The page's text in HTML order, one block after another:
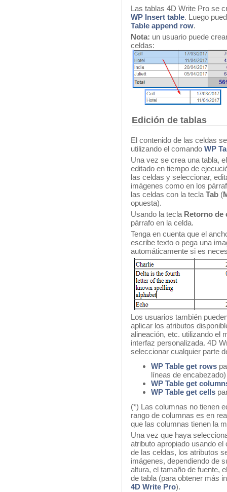
Las tablas 4D Write Pro se
WP Insert table. Luego
Table append row.
Nota: un usuario puede
celdas:
Edición de tablas
El contenido de las celdas
utilizando el comando WP
Una vez se crea una tabla,
editado en tiempo de
las celdas y seleccionar,
imágenes como en los
las celdas con la tecla Tab (
opuesta).
Usando la tecla Retorno de
párrafo en la celda.
Tenga en cuenta que el
escribe texto o pega una
automáticamente si es
Los usuarios también
aplicar los atributos
alineación, etc. utilizando el
interfaz personalizada. 4D
seleccionar cualquier parte
WP Table get rows
líneas de encabezado)
WP Table get
WP Table get cells
(*) Las columnas no tienen
rango de columnas es en
que las columnas tienen la
Una vez que haya
atributo apropiado usando
de las celdas, los atributos
imágenes, dependiendo de
altura, el tamaño de fuente,
de tabla (para obtener más
4D Write Pro).